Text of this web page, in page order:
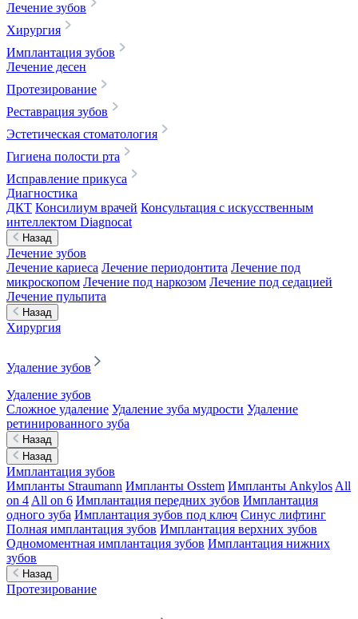
Лечение зубов
Хирургия
Имплантация зубов
Лечение десен
Протезирование
Реставрация зубов
Эстетическая стоматология
Гигиена полости рта
Исправление прикуса
Диагностика
ДКТ Консилиум врачей Консультация с искусственным
интеллектом Diagnocat
Назад
Лечение зубов
Лечение кариеса Лечение периодонтита Лечение под
микроскопом Лечение под наркозом Лечение под седацией
Лечение пульпита
Назад
Хирургия
Удаление зубов
Удаление зубов
Сложное удаление Удаление зуба мудрости Удаление
ретинированного зуба
Назад
Назад
Имплантация зубов
Импланты Straumann Импланты Osstem Импланты Ankylos All
on 4 All on 6 Имплантация передних зубов Имплантация
одного зуба Имплантация зубов под ключ Синус лифтинг
Полная имплантация зубов Имплантация верхних зубов
Одномоментная имплантация зубов Имплантация нижних
зубов
Назад
Протезирование